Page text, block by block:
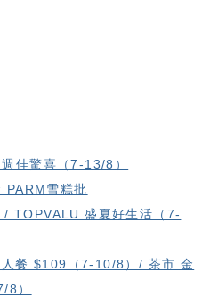
佳驚喜（7-13/8）
PARM雪糕批
/ TOPVALU 盛夏好生活（7-
餐 $109（7-10/8）/ 茶市 金
8）